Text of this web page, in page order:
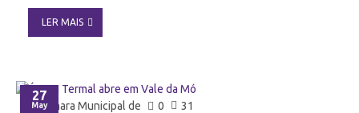
LER MAIS
27
MayCâmara Municipal de 0 31